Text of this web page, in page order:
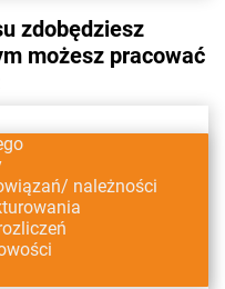
zdobędziesz
możesz pracować
należności